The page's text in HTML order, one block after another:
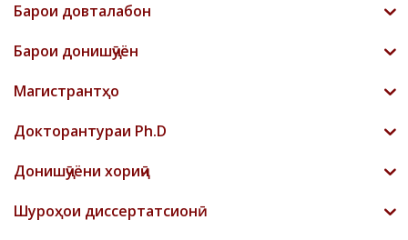
Барои довталабон
Барои донишҷӯён
Магистрантҳо
Докторантураи Ph.D
Донишҷӯёни хориҷӣ
Шyроҳои диссертатсионӣ